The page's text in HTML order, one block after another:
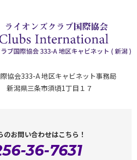
協会333-A 地区キャビネット事務局
新潟県三条市須頃1丁目１７
のお問い合わせはこちら！
36-7631